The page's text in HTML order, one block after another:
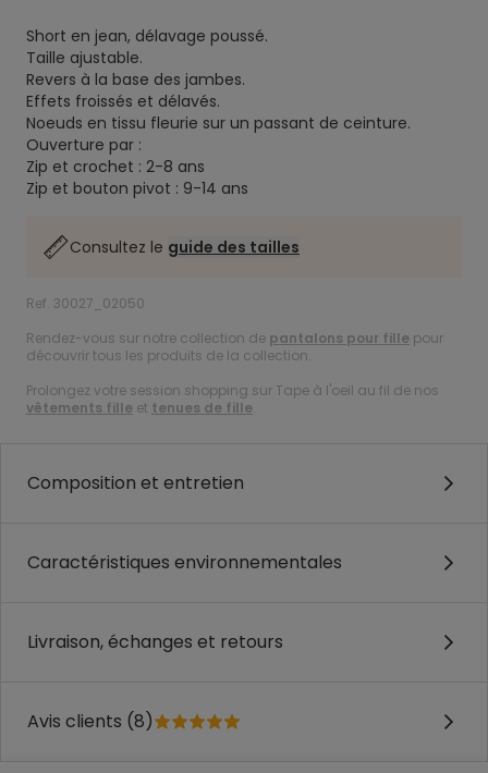
Short en jean, délavage poussé.
Taille ajustable.
Revers à la base des jambes.
Effets froissés et délavés.
Noeuds en tissu fleurie sur un passant de ceinture.
Ouverture par :
Zip et crochet : 2-8 ans
Zip et bouton pivot : 9-14 ans
Consultez le guide des tailles
Ref. 30027_02050
Rendez-vous sur notre collection de pantalons pour fille pour
découvrir tous les produits de la collection.
Prolongez votre session shopping sur Tape à l'oeil au fil de nos
vêtements fille et tenues de fille.
Composition et entretien
Caractéristiques environnementales
Livraison, échanges et retours
Avis clients (8)